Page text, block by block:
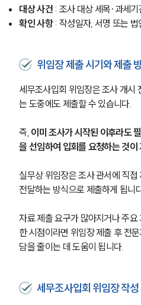
사례분석/
법률
법률지
언론보
법률
법률
뉴스레터/
세미나
대륜법률
대상 사건 : 조사 대상 세목·과세기
확인 사항 : 작성일자, 서명 또는 법
위임장 제출 시기와 제출
세무조사입회 위임장은 조사 개시
는 도중에도 제출할 수 있습니다.
즉, 이미 조사가 시작된 이후라도
을 선임하여 입회를 요청하는 것이
실무상 위임장은 조사 관서에 직접
전달하는 방식으로 제출하게 됩니
자료 제출 요구가 많아지거나 주
한 시점이라면 위임장 제출 후 전
담을 줄이는 데 도움이 됩니다.
세무조사입회 위임장 작